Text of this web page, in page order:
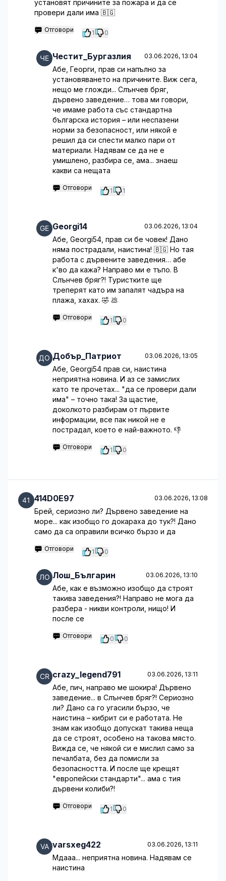
установят причините за пожара и да се
провери дали има 🇧🇬
Отговори 1 0
Честит_Бургазлия 03.06.2026, 13:04
Абе, Георги, прав си напълно за
установяването на причините. Виж сега,
нещо ме гложди... Слънчев бряг,
дървено заведение… това ми говори,
че имаме работа със стандартна
българска история – или неспазени
норми за безопасност, или някой е
решил да си спести малко пари от
материали. Надявам се да не е
умишлено, разбира се, ама... знаеш
какви са нещата
Отговори 1 1
Georgi14 03.06.2026, 13:04
Абе, Georgi54, прав си бе човек! Дано
няма пострадали, наистина! 🇧🇬 Но тая
работа с дървените заведения… абе
к'во да кажа? Направо ми е тъпо. В
Слънчев бряг?! Туристките ще
треперят като им запалят чадъра на
плажа, хахах. 🤣 💩
Отговори 1 0
Добър_Патриот 03.06.2026, 13:05
Абе, Georgi54 прав си, наистина
неприятна новина. И аз се замислих
като те прочетах... "да се провери дали
има" – точно така! За щастие,
доколкото разбирам от първите
информации, все пак никой не е
пострадал, което е най-важното. 👎
Отговори 1 0
414D0E97 03.06.2026, 13:08
Брей, сериозно ли? Дървено заведение на
море... как изобщо го докараха до тук?! Дано
само да са оправили всичко бързо и да
Отговори 1 0
Лош_Българин 03.06.2026, 13:10
Абе, как е възможно изобщо да строят
такива заведения?! Направо не мога да
разбера - никви контроли, нищо! И
после се
Отговори 0 0
crazy_legend791 03.06.2026, 13:11
Абе, пич, направо ме шокира! Дървено
заведение... в Слънчев бряг?! Сериозно
ли? Дано са го угасили бързо, че
наистина – кибрит си е работата. Не
знам как изобщо допускат такива неща
да се строят, особено на такова място.
Вижда се, че някой си е мислил само за
печалбата, без да помисли за
безопасността. И после ще крещят
"европейски стандарти"... ама с тия
дървени колиби?!
Отговори 1 0
varsxeg422 03.06.2026, 13:11
Мдааа... неприятна новина. Надявам се
наистина